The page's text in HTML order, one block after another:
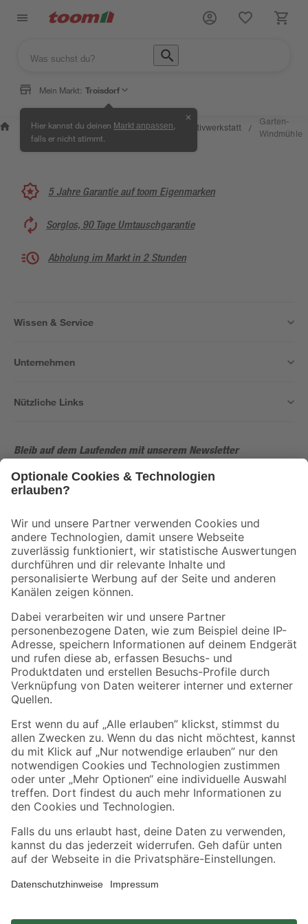
Mein Markt: Troisdorf
Hier kannst du deinen Markt anpassen
falls er nicht stimmt.
✕
Wissen &
Service
/
Selbermachen &
Ratgeber
/ Kreativwerkstatt /
Garten-
Windmühle
5 Jahre Garantie auf toom Eigenmarken
Sorglos, 90 Tage Umtauschgarantie
Abholung im Markt in 2 Stunden
Wissen & Service
Unternehmen
Nützliche Links
Bleib auf dem Laufenden mit unserem Newsletter
Der toom Newsletter: Keine Angebote und Aktionen mehr verpassen!
Folge uns
Zahlungsarten Versandarten
Sicher einkaufen
Jetzt die toom-App herunterladen
Alle Preisangaben in EUR inkl. gesetzl. MwSt.. Die dargestellten Angebote sind unter
Umständen nicht in allen Märkten verfügbar. Die angegebenen Verfügbarkeiten beziehen
sich auf den unter "Mein Markt" ausgewählten toom Baumarkt. Alle Angebote und
*Paketversand ab 59 € versandkostenfrei, gilt nicht für Artikel mit Speditionsversand, hier
fallen zusätzliche Versandkosten an.